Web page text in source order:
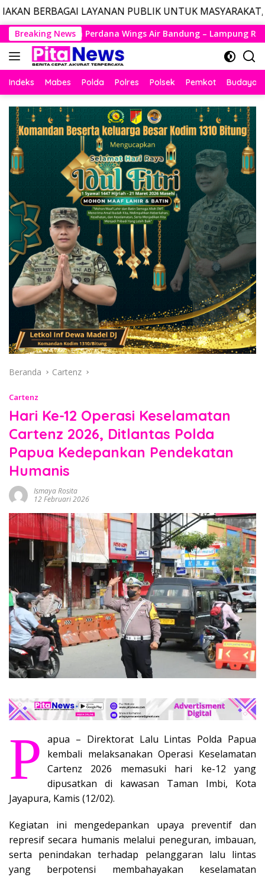
PUBLIK UNTUK MASYARAKAT, LAYANAN
Langsung
ke
konten
Breaking News
Air Bandung – Lampung Resmi Mengudara, Husein Kembali
Indeks Mabes Polda Polres Polsek Pemkot Budaya
Beranda Cartenz
Cartenz
Hari Ke-12 Operasi Keselamatan
Cartenz 2026, Ditlantas Polda
Papua Kedepankan Pendekatan
Humanis
Ismaya Rosita
12 Februari 2026
P apua – Direktorat Lalu Lintas Polda Papua
kembali melaksanakan Operasi Keselamatan
Cartenz 2026 memasuki hari ke-12 yang
dipusatkan di kawasan Taman Imbi, Kota
Jayapura, Kamis (12/02).
Kegiatan ini mengedepankan upaya preventif dan
represif secara humanis melalui peneguran, imbauan,
serta penindakan terhadap pelanggaran lalu lintas
yang berpotensi membahayakan keselamatan